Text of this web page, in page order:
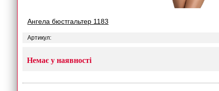
Ангела бюстгальтер 1183
Артикул:
Немає у наявності